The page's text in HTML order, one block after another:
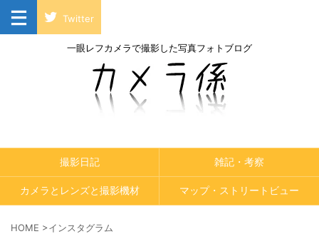
Twitter
一眼レフカメラで撮影した写真フォトブログ
撮影日記 雑記・考察
カメラとレンズと撮影機材 マップ・ストリートビュー
HOME >インスタグラム